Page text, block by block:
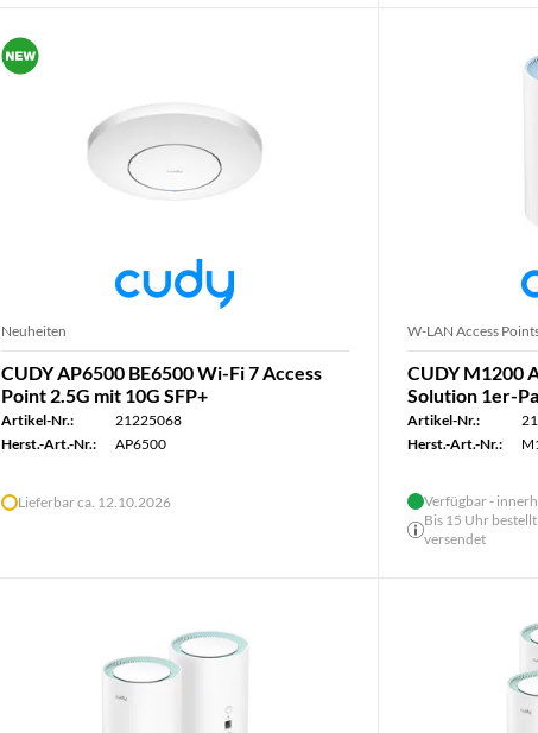
Neuheiten
CUDY AP6500 BE6500 Wi-Fi 7 Access
Point 2.5G mit 10G SFP+
Artikel-Nr.:
21225068
Herst.-Art.-Nr.:
AP6500
Lieferbar ca. 12.10.2026
W-LAN Access
CUDY M1200
Solution 1er-
Artikel-Nr.:
Herst.-Art.-Nr.:
Verfügbar -
Bis 15 Uhr
versendet